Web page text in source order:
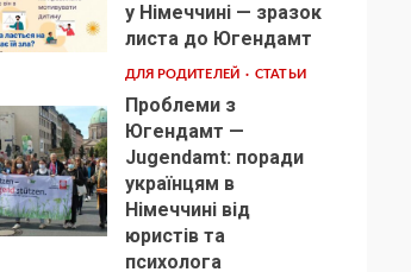
у Німеччині — зразок
листа до Югендамт
ДЛЯ РОДИТЕЛЕЙ СТАТЬИ
Проблеми з
Югендамт —
Jugendamt: поради
українцям в
Німеччині від
юристів та
психолога